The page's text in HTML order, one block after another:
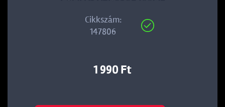
Cikkszám:
147806
1 990 Ft